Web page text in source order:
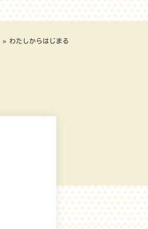
» わたしからはじまる